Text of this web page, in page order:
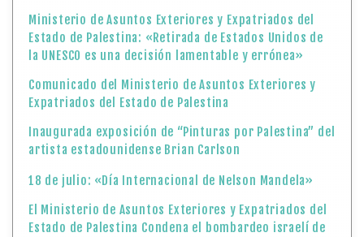
Ministerio de Asuntos Exteriores y Expatriados del
Estado de Palestina: «Retirada de Estados Unidos de
la UNESCO es una decisión lamentable y errónea»
Comunicado del Ministerio de Asuntos Exteriores y
Expatriados del Estado de Palestina
Inaugurada exposición de “Pinturas por Palestina” del
artista estadounidense Brian Carlson
18 de julio: «Día Internacional de Nelson Mandela»
El Ministerio de Asuntos Exteriores y Expatriados del
Estado de Palestina Condena el bombardeo israelí de